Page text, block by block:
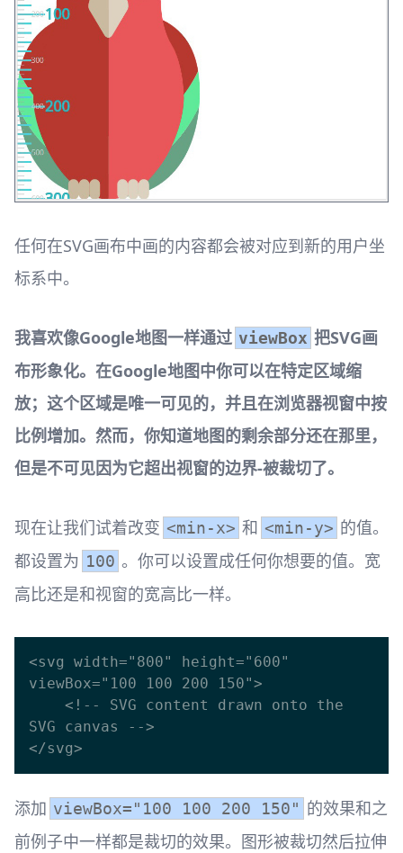
任何在SVG画布中画的内容都会被对应到新的用户坐
标系中。
我喜欢像Google地图一样通过 viewBox 把SVG画
布形象化。在Google地图中你可以在特定区域缩
放；这个区域是唯一可见的，并且在浏览器视窗中按
比例增加。然而，你知道地图的剩余部分还在那里，
但是不可见因为它超出视窗的边界-被裁切了。
现在让我们试着改变 <min-x> 和 <min-y> 的值。
都设置为 100 。你可以设置成任何你想要的值。宽
高比还是和视窗的宽高比一样。
<svg width="800" height="600"
viewBox="100 100 200 150">
SVG canvas -->
添加 viewBox="100 100 200 150" 的效果和之
前例子中一样都是裁切的效果。图形被裁切然后拉伸